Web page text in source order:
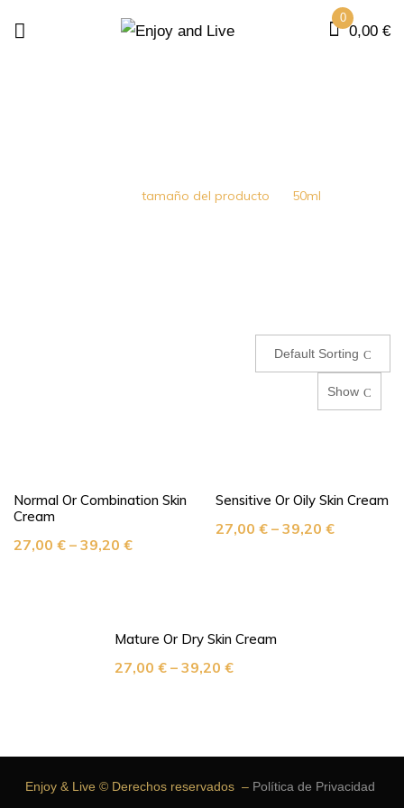
0
0,00 €
tamaño del producto 50ml
Default Sorting
Show
Normal Or Combination Skin
Cream
27,00 € – 39,20 €
Sensitive Or Oily Skin Cream
27,00 € – 39,20 €
Mature Or Dry Skin Cream
27,00 € – 39,20 €
Enjoy & Live © Derechos reservados – Política de Privacidad